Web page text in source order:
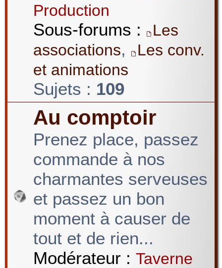
Production
Sous-forums :
Les
associations,
Les conv.
et animations
Sujets : 109
Au comptoir
Prenez place, passez
commande à nos
charmantes serveuses
et passez un bon
moment à causer de
tout et de rien...
Modérateur : Taverne